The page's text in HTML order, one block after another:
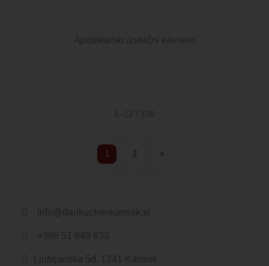
1 2 >
info@dankuchenkamnik.si
+386 51 649 833
Ljubljanska 5d, 1241 Kamnik